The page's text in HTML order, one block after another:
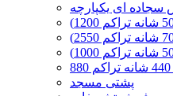
ای یکپارچه
پشتی مسجد